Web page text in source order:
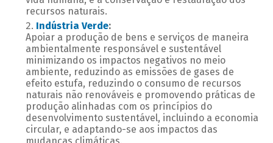
recursos naturais.
Indústria Verde:
Apoiar a produção de bens e serviços de maneira
ambientalmente responsável e sustentável
minimizando os impactos negativos no meio
ambiente, reduzindo as emissões de gases de
efeito estufa, reduzindo o consumo de recursos
naturais não renováveis e promovendo práticas de
produção alinhadas com os princípios do
desenvolvimento sustentável, incluindo a economia
circular, e adaptando-se aos impactos das